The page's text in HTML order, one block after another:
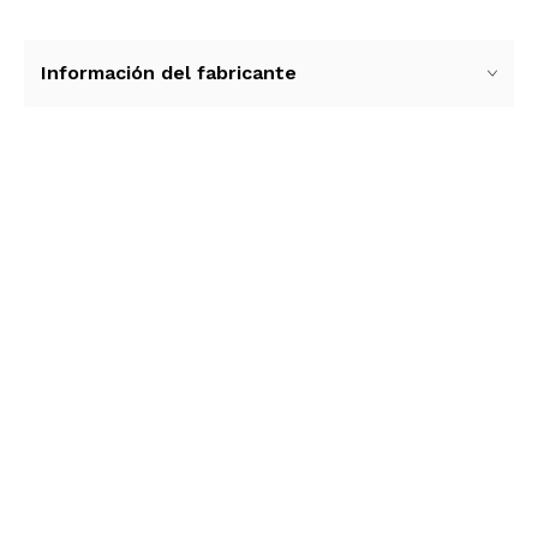
interior de tu automovil luzca impecable por
Información del fabricante